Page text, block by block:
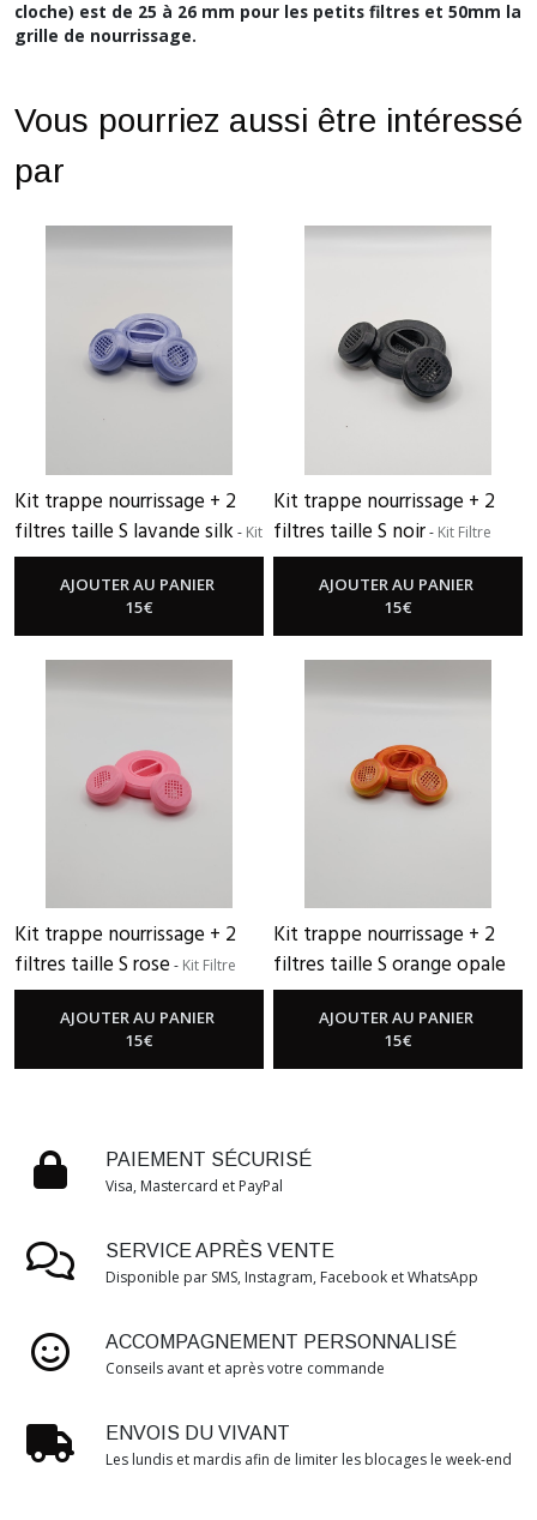
cloche) est de 25 à 26 mm pour les petits filtres et 50mm la
grille de nourrissage.
Vous pourriez aussi être intéressé
par
Kit trappe nourrissage + 2
filtres taille S lavande silk - Kit
Filtre Nourrissage + 2 Petits Filtres
AJOUTER AU PANIER
15€
Kit trappe nourrissage + 2
filtres taille S noir- Kit Filtre
Nourrissage + 2 Petits Filtres
AJOUTER AU PANIER
15€
Kit trappe nourrissage + 2
filtres taille S rose - Kit Filtre
Nourrissage + 2 Petits Filtres
AJOUTER AU PANIER
15€
Kit trappe nourrissage + 2
filtres taille S orange opale
-Kit Filtre Nourrissage + 2 Petits
AJOUTER AU PANIER
15€
PAIEMENT SÉCURISÉ
Visa, Mastercard et PayPal
SERVICE APRÈS VENTE
Disponible par SMS, Instagram, Facebook et WhatsApp
ACCOMPAGNEMENT PERSONNALISÉ
Conseils avant et après votre commande
ENVOIS DU VIVANT
Les lundis et mardis afin de limiter les blocages le week-end